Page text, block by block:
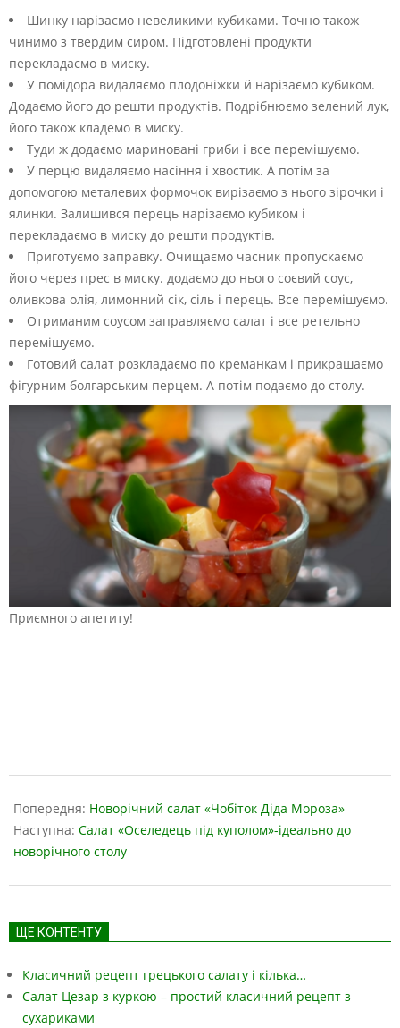
Шинку нарізаємо невеликими кубиками. Точно також
чинимо з твердим сиром. Підготовлені продукти
перекладаємо в миску.
У помідора видаляємо плодоніжки й нарізаємо кубиком.
Додаємо його до решти продуктів. Подрібнюємо зелений лук,
його також кладемо в миску.
Туди ж додаємо мариновані гриби і все перемішуємо.
У перцю видаляємо насіння і хвостик. А потім за
допомогою металевих формочок вирізаємо з нього зірочки і
ялинки. Залишився перець нарізаємо кубиком і
перекладаємо в миску до решти продуктів.
Приготуємо заправку. Очищаємо часник пропускаємо
його через прес в миску. додаємо до нього соєвий соус,
оливкова олія, лимонний сік, сіль і перець. Все перемішуємо.
Отриманим соусом заправляємо салат і все ретельно
перемішуємо.
Готовий салат розкладаємо по креманкам і прикрашаємо
фігурним болгарським перцем. А потім подаємо до столу.
Приємного апетиту!
05-
02
Попередня: Новорічний салат «Чобіток Діда Мороза»
Наступна: Салат «Оселедець під куполом»-ідеально до
новорічного столу
ЩЕ КОНТЕНТУ
Класичний рецепт грецького салату і кілька…
Салат Цезар з куркою – простий класичний рецепт з
сухариками